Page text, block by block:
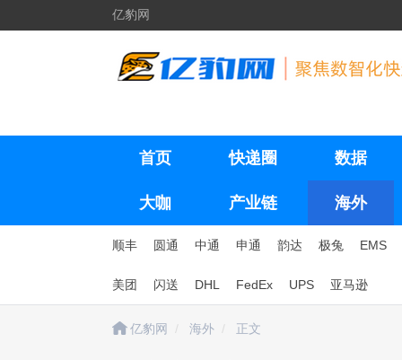
亿豹网
首页 快递圈 数据
大咖 产业链 海外
顺丰 圆通 中通 申通 韵达 极兔 EMS
美团 闪送 DHL FedEx UPS 亚马逊
亿豹网 海外 正文